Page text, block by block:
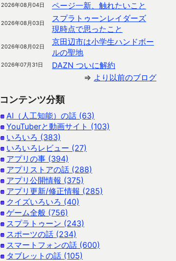
2026年08月04日 ページ一新、触れたいこと
2026年08月03日
スプラトゥーンレイダーズ
現時点で思ったこと
2026年08月02日
京田辺市は小学生ハンドボー
ルの聖地
2026年07月31日
DAZN ついに解約
⇒ より以前のブログ
コンテンツ分類
AI（人工知能）の話 (63)
YouTuberと動画サイト (103)
いろいろ (383)
いろいろレビュー (27)
アプリの事 (394)
アプリストアの話 (288)
アプリ公開情報 (375)
アプリ更新/修正情報 (285)
クイズいろいろ (40)
ゲーム全般 (756)
スプラトゥーン (243)
スポーツの話 (234)
スマートフォンの話 (600)
タブレットの話 (105)